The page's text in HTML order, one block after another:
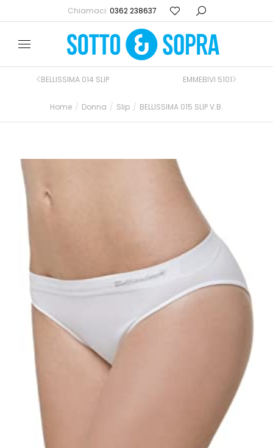
Chiamaci: 0362 238637
Tu sei qui:Home Donna Slip BELLISSIMA 015 SLIP V.B.
BELLISSIMA 014 SLIP EMMEBIVI 5101